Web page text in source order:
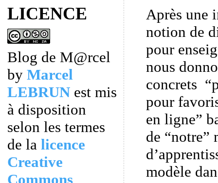
LICENCE
Blog de M@rcel
by Marcel
LEBRUNest mis
à disposition
selon les termes
de la licence
Creative
Commons
Après une
notion de
pour
nous
concrets
pour
en ligne”
de “notre”
modèle